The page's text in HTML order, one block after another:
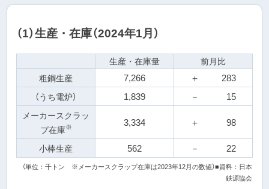
（1）生産・在庫（2024年1月）
生産・在庫量
前月比
粗鋼生産
7,266 ＋ 283
（うち電炉） 1,839 － 15
メーカースクラッ
プ在庫※ 3,334 ＋ 98
小棒生産 562 － 22
（単位：千トン ※メーカースクラップ在庫は2023年12月の数値）■資料：日本
鉄源協会